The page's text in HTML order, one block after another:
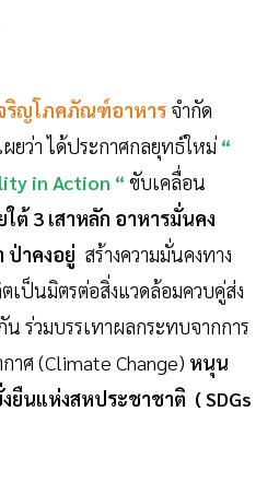
ริญโภคภัณฑ์อาหาร จำกัด
ผยว่า ได้ประกาศกลยุทธ์ใหม่ “
in Action “ ขับเคลื่อน
ใต้ 3 เสาหลัก อาหารมั่นคง
ป่าคงอยู่ สร้างความมั่นคงทาง
เป็นมิตรต่อสิ่งแวดล้อมควบคู่ส่ง
น ร่วมบรรเทาผลกระทบจากการ
ศ (Climate Change) หนุน
ยืนแห่งสหประชาชาติ ( SDGs